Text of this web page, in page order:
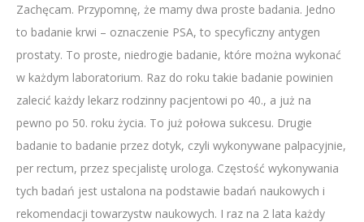
Zachęcam. Przypomnę, że mamy dwa proste badania. Jedno
to badanie krwi – oznaczenie PSA, to specyficzny antygen
prostaty. To proste, niedrogie badanie, które można wykonać
w każdym laboratorium. Raz do roku takie badanie powinien
zalecić każdy lekarz rodzinny pacjentowi po 40., a już na
pewno po 50. roku życia. To już połowa sukcesu. Drugie
badanie to badanie przez dotyk, czyli wykonywane palpacyjnie,
per rectum, przez specjalistę urologa. Częstość wykonywania
tych badań jest ustalona na podstawie badań naukowych i
rekomendacji towarzystw naukowych. I raz na 2 lata każdy